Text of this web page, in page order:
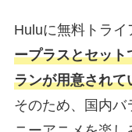
Huluに無料トライ
ープラスとセット
ランが用意されて
そのため、国内